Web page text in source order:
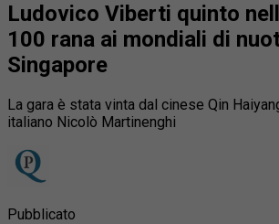
Ludovico Viberti quinto
100 rana ai mondiali di
Singapore
La gara è stata vinta dal cinese Qin
italiano Nicolò Martinenghi
Pubblicato